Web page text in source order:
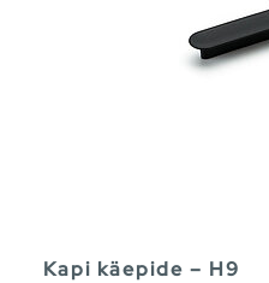
Kapi käepide – H9